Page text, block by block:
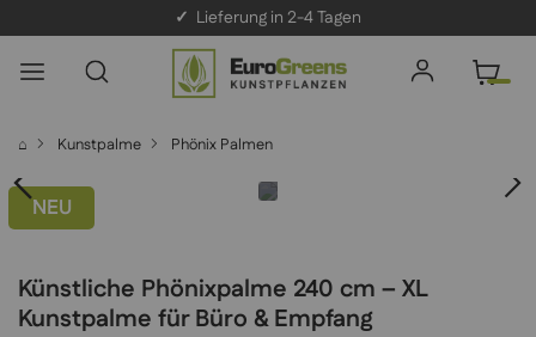
✓ Lieferung in 2-4 Tagen
⌂ Kunstpalme Phönix Palmen
NEU
Künstliche Phönixpalme 240 cm – XL
Kunstpalme für Büro & Empfang